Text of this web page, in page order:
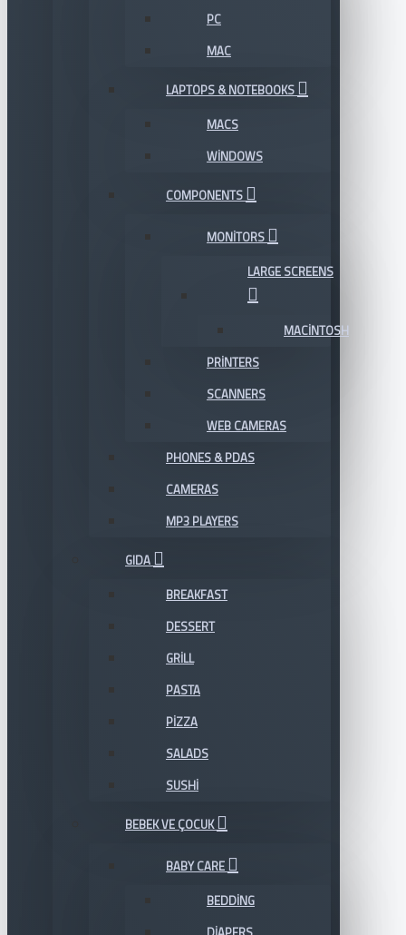
PC
MAC
LAPTOPS & NOTEBOOKS
MACS
WINDOWS
COMPONENTS
MONITORS
LARGE SCREENS
MACINTOSH
PRINTERS
SCANNERS
WEB CAMERAS
PHONES & PDAS
CAMERAS
MP3 PLAYERS
GIDA
BREAKFAST
DESSERT
GRILL
PASTA
PIZZA
SALADS
SUSHI
BEBEK VE ÇOCUK
BABY CARE
BEDDING